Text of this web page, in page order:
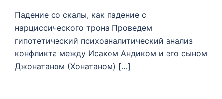
Падение со скалы, как падение с
нарциссического трона Проведем
гипотетический психоаналитический анализ
конфликта между Исаком Андиком и его сыном
Джонатаном (Хонатаном) […]